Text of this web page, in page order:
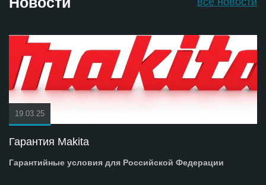
19.03.25
Гарантия Makita
Гарантийные условия для Российской Федерации